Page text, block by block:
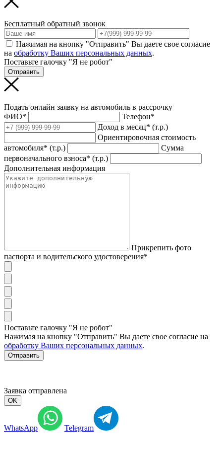
Бесплатный обратный звонок
Нажимая на кнопку "Отправить" Вы даете свое согласие
на обработку Ваших персональных данных.
Поставьте галочку "Я не робот"
Отправить
Подать онлайн заявку на автомобиль в рассрочку
ФИО*
Телефон*
Доход в месяц* (т.р.)
Ориентировочная стоимость
автомобиля* (т.р.)
Сумма
первоначального взноса* (т.р.)
Дополнительная информация
Прикрепить фото
паспорта и водительского удостоверения*
Поставьте галочку "Я не робот"
Нажимая на кнопку "Отправить" Вы даете свое согласие на
обработку Ваших персональных данных.
Отправить
Заявка отправлена
OK
WhatsApp Telegram